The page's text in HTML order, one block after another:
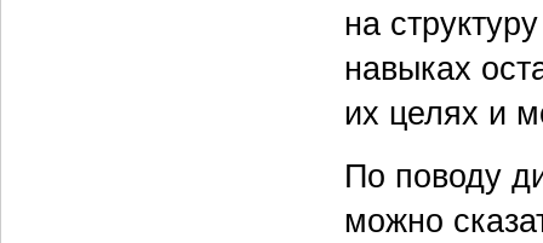
на
навыках
их целях и
По поводу
можно